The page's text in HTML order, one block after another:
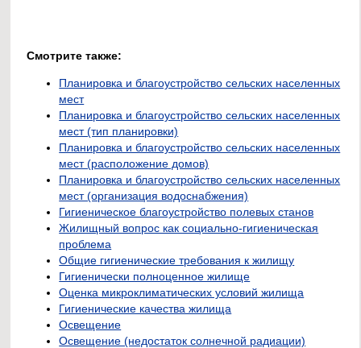
Смотрите также:
Планировка и благоустройство сельских населенных
мест
Планировка и благоустройство сельских населенных
мест (тип планировки)
Планировка и благоустройство сельских населенных
мест (расположение домов)
Планировка и благоустройство сельских населенных
мест (организация водоснабжения)
Гигиеническое благоустройство полевых станов
Жилищный вопрос как социально-гигиеническая
проблема
Общие гигиенические требования к жилищу
Гигиенически полноценное жилище
Оценка микроклиматических условий жилища
Гигиенические качества жилища
Освещение
Освещение (недостаток солнечной радиации)